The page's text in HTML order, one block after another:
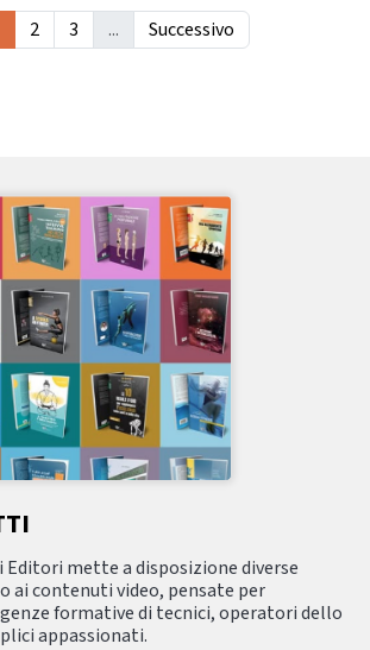
2 3 ... Successivo
Editori mette a disposizione diverse
ai contenuti video, pensate per
formative di tecnici, operatori dello
appassionati.